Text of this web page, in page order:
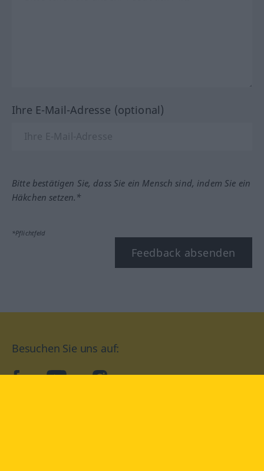
Ihre E-Mail-Adresse (optional)
Bitte bestätigen Sie, dass Sie ein Mensch sind, indem Sie ein
Häkchen setzen.*
*Pflichtfeld
Feedback absenden
Besuchen Sie uns auf:
facebookYouTube Instagram